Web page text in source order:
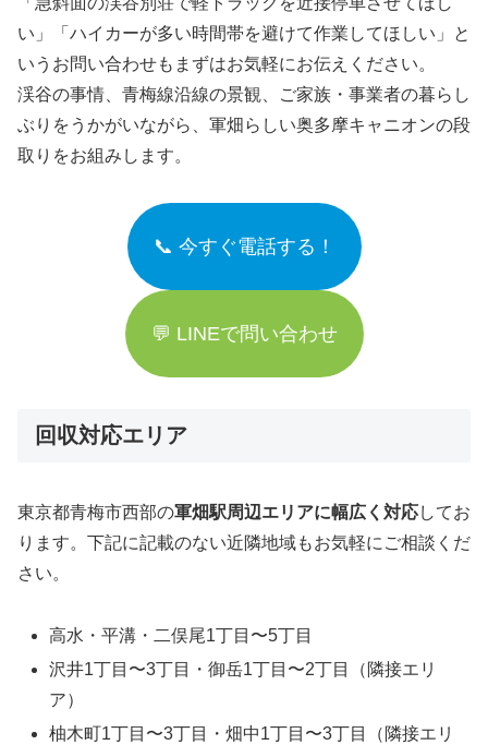
い」「ハイカーが多い時間帯を避けて作業してほしい」と
いうお問い合わせもまずはお気軽にお伝えください。
渓谷の事情、青梅線沿線の景観、ご家族・事業者の暮らし
ぶりをうかがいながら、軍畑らしい奥多摩キャニオンの段
取りをお組みします。
📞 今すぐ電話する！
💬 LINEで問い合わせ
回収対応エリア
東京都青梅市西部の軍畑駅周辺エリアに幅広く対応してお
ります。下記に記載のない近隣地域もお気軽にご相談くだ
さい。
高水・平溝・二俣尾1丁目〜5丁目
沢井1丁目〜3丁目・御岳1丁目〜2丁目（隣接エリ
ア）
柚木町1丁目〜3丁目・畑中1丁目〜3丁目（隣接エリ